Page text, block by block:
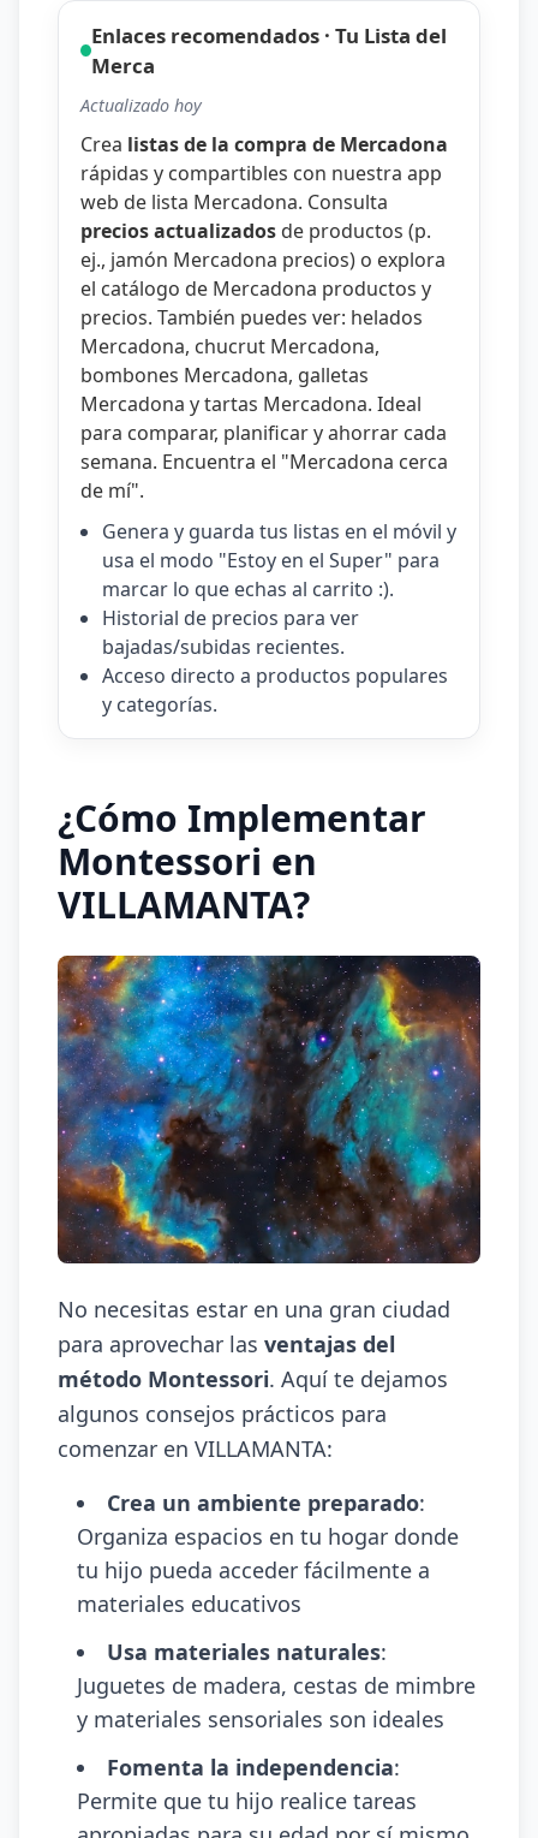
Enlaces recomendados · Tu Lista del
Merca
Actualizado hoy
Crea listas de la compra de Mercadona
rápidas y compartibles con nuestra app
web de lista Mercadona. Consulta
precios actualizados de productos (p.
ej., jamón Mercadona precios) o explora
el catálogo de Mercadona productos y
precios. También puedes ver: helados
Mercadona, chucrut Mercadona,
bombones Mercadona, galletas
Mercadona ytartas Mercadona. Ideal
para comparar, planificar y ahorrar cada
semana. Encuentra el "Mercadona cerca
de mí".
Genera y guarda tus listas en el móvil y
usa el modo "Estoy en el Super" para
marcar lo que echas al carrito :).
Historial de precios para ver
bajadas/subidas recientes.
Acceso directo a productos populares
y categorías.
¿Cómo Implementar
Montessori en
VILLAMANTA?
No necesitas estar en una gran ciudad
para aprovechar las ventajas del
método Montessori. Aquí te dejamos
algunos consejos prácticos para
comenzar en VILLAMANTA:
Crea un ambiente preparado:
Organiza espacios en tu hogar donde
tu hijo pueda acceder fácilmente a
materiales educativos
Usa materiales naturales:
Juguetes de madera, cestas de mimbre
y materiales sensoriales son ideales
Fomenta la independencia:
Permite que tu hijo realice tareas